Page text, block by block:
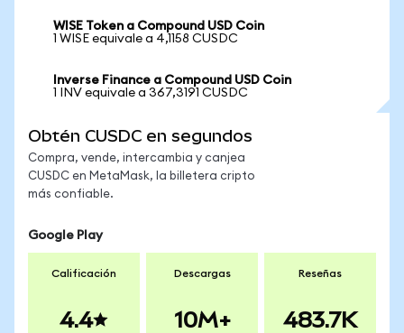
WISE Token a Compound USD Coin
1 WISE equivale a 4,1158 CUSDC
Inverse Finance a Compound USD Coin
1 INV equivale a 367,3191 CUSDC
Obtén CUSDC en segundos
Compra, vende, intercambia y canjea
CUSDC en MetaMask, la billetera cripto
más confiable.
Google Play
Calificación
4.4
Descargas
10M+
Reseñas
483.7K